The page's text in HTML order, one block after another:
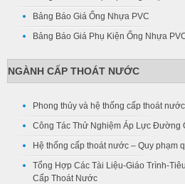
Bảng Báo Giá Ống Nhựa PVC
Bảng Báo Giá Phụ Kiện Ống Nhựa
NGÀNH CẤP THOÁT NƯỚC
Phong thủy và hệ thống cấp thoát nước
Công Tác Thử Nghiệm Áp Lực Đường
Hệ thống cấp thoát nước – Quy phạm
Tổng Hợp Các Tài Liệu-Giáo Trình-
Cấp Thoát Nước